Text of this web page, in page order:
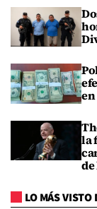
la
de
LO MÁS VISTO